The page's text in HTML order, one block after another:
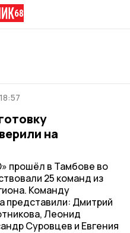
на
прошёл в Тамбове во
25 команд из
Команду
представили: Дмитрий
Леонид
Суровцев и Евгения